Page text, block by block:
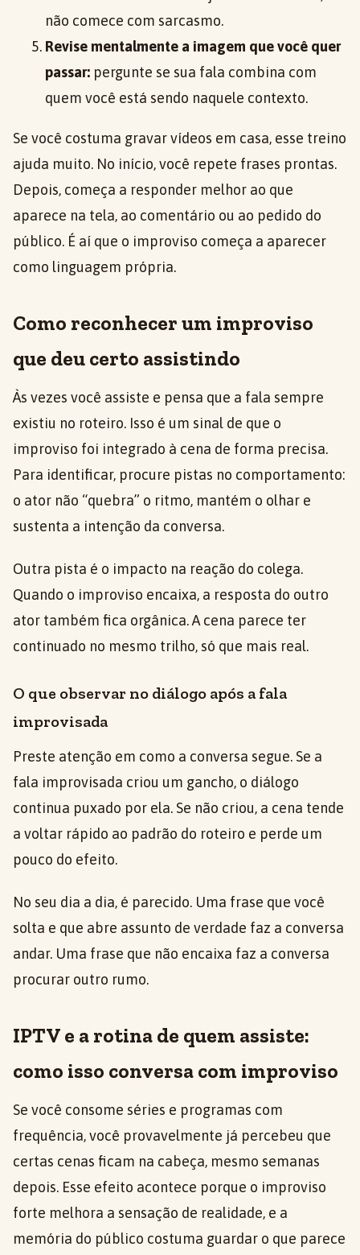
não comece com sarcasmo.
Revise mentalmente a imagem que você quer
passar: pergunte se sua fala combina com
quem você está sendo naquele contexto.
Se você costuma gravar vídeos em casa, esse treino
ajuda muito. No início, você repete frases prontas.
Depois, começa a responder melhor ao que
aparece na tela, ao comentário ou ao pedido do
público. É aí que o improviso começa a aparecer
como linguagem própria.
Como reconhecer um improviso
que deu certo assistindo
Às vezes você assiste e pensa que a fala sempre
existiu no roteiro. Isso é um sinal de que o
improviso foi integrado à cena de forma precisa.
Para identificar, procure pistas no comportamento:
o ator não “quebra” o ritmo, mantém o olhar e
sustenta a intenção da conversa.
Outra pista é o impacto na reação do colega.
Quando o improviso encaixa, a resposta do outro
ator também fica orgânica. A cena parece ter
continuado no mesmo trilho, só que mais real.
O que observar no diálogo após a fala
improvisada
Preste atenção em como a conversa segue. Se a
fala improvisada criou um gancho, o diálogo
continua puxado por ela. Se não criou, a cena tende
a voltar rápido ao padrão do roteiro e perde um
pouco do efeito.
No seu dia a dia, é parecido. Uma frase que você
solta e que abre assunto de verdade faz a conversa
andar. Uma frase que não encaixa faz a conversa
procurar outro rumo.
IPTV e a rotina de quem assiste:
como isso conversa com improviso
Se você consome séries e programas com
frequência, você provavelmente já percebeu que
certas cenas ficam na cabeça, mesmo semanas
depois. Esse efeito acontece porque o improviso
forte melhora a sensação de realidade, e a
memória do público costuma guardar o que parece